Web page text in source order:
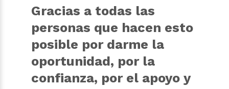
Gracias a todas las
personas que hacen esto
posible por darme la
oportunidad, por la
confianza, por el apoyo y